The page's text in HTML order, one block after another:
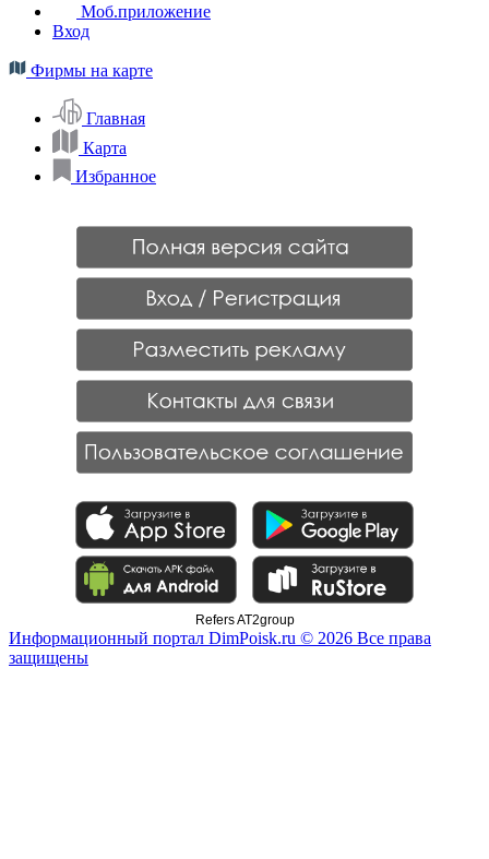
Моб.приложение
Вход
Фирмы на карте
Главная
Карта
Избранное
Refers AT2group
Информационный портал DimPoisk.ru © 2026 Все права
защищены